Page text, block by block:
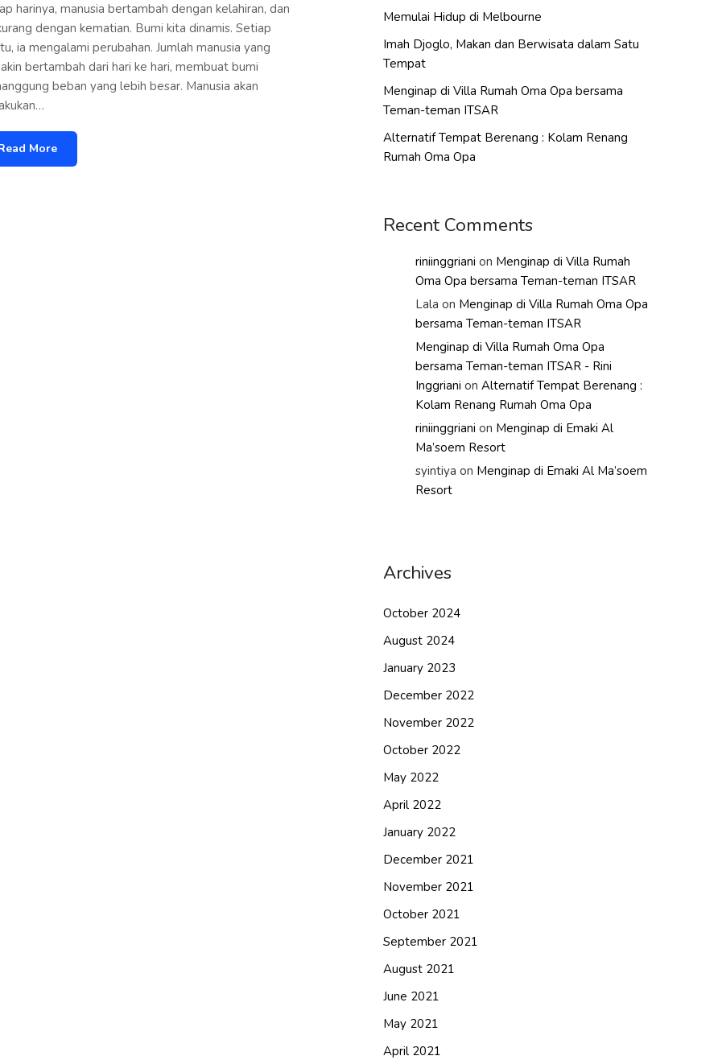
harinya, manusia bertambah dengan kelahiran, dan
dengan kematian. Bumi kita dinamis. Setiap
ia mengalami perubahan. Jumlah manusia yang
bertambah dari hari ke hari, membuat bumi
beban yang lebih besar. Manusia akan
More
Memulai Hidup di Melbourne
Imah Djoglo, Makan dan Berwisata dalam Satu
Tempat
Menginap di Villa Rumah Oma Opa bersama
Teman-teman ITSAR
Alternatif Tempat Berenang : Kolam Renang
Rumah Oma Opa
Recent Comments
riniinggriani on Menginap di Villa Rumah
Oma Opa bersama Teman-teman ITSAR
Lala on Menginap di Villa Rumah Oma Opa
bersama Teman-teman ITSAR
Menginap di Villa Rumah Oma Opa
bersama Teman-teman ITSAR - Rini
Inggriani on Alternatif Tempat Berenang :
Kolam Renang Rumah Oma Opa
riniinggriani on Menginap di Emaki Al
Ma’soem Resort
syintiya on Menginap di Emaki Al Ma’soem
Resort
Archives
October 2024
August 2024
January 2023
December 2022
November 2022
October 2022
May 2022
April 2022
January 2022
December 2021
November 2021
October 2021
September 2021
August 2021
June 2021
May 2021
April 2021